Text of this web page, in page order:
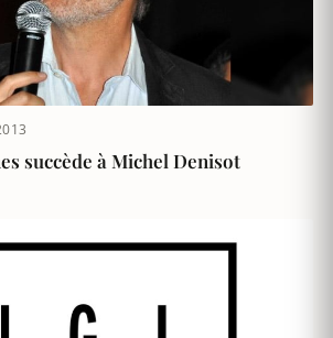
succède à Michel Denisot